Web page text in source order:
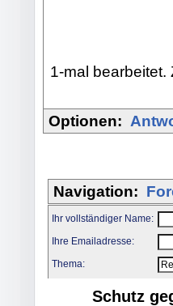
1-mal bearbeitet.
Optionen:
Navigation:
Ihr vollständiger Name:
Ihre Emailadresse:
Thema:
Schutz